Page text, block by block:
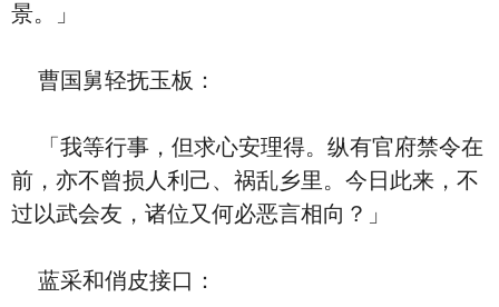
景。」
曹国舅轻抚玉板：
「我等行事，但求心安理得。纵有官府禁令在
前，亦不曾损人利己、祸乱乡里。今日此来，不
过以武会友，诸位又何必恶言相向？」
蓝采和俏皮接口：